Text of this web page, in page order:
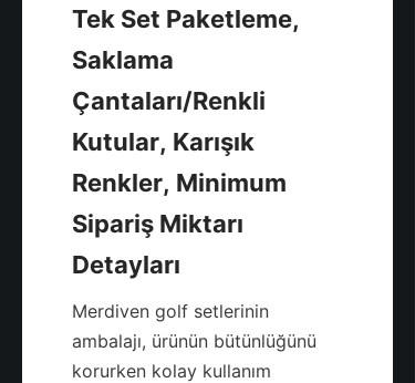
Tek Set Paketleme,
Saklama
Çantaları/Renkli
Kutular, Karışık
Renkler, Minimum
Sipariş Miktarı
Merdiven golf setlerinin
ambalajı, ürünün bütünlüğünü
korurken kolay kullanım